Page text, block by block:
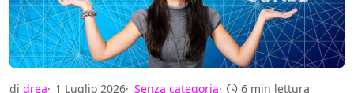
di drea 1 Luglio 2026 Senza categoria 6 min lettura